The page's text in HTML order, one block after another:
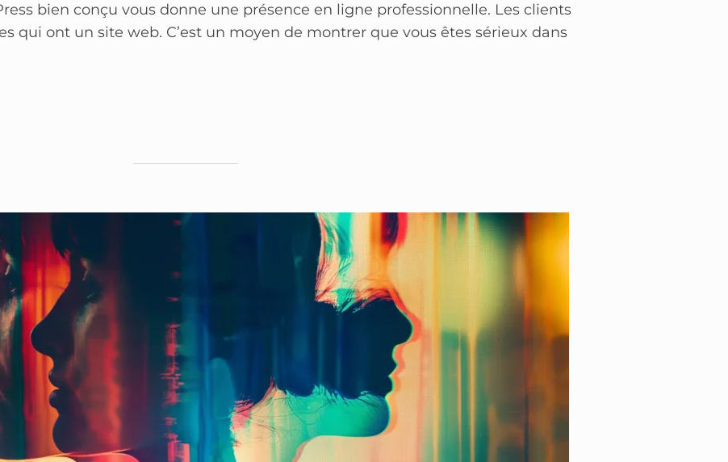
bien conçu vous donne une présence en ligne professionnelle. Les clients
qui ont un site web. C’est un moyen de montrer que vous êtes sérieux dans